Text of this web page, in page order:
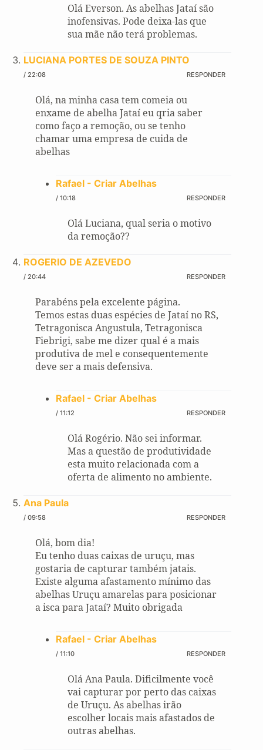
Olá Everson. As abelhas Jataí são
inofensivas. Pode deixa-las que
sua mãe não terá problemas.
LUCIANA PORTES DE SOUZA PINTO
/ 22:08 RESPONDER
Olá, na minha casa tem comeia ou
enxame de abelha Jataí eu qria saber
como faço a remoção, ou se tenho
chamar uma empresa de cuida de
abelhas
Rafael - Criar Abelhas
/ 10:18 RESPONDER
Olá Luciana, qual seria o motivo
da remoção??
ROGERIO DE AZEVEDO
/ 20:44 RESPONDER
Parabéns pela excelente página.
Temos estas duas espécies de Jataí no RS,
Tetragonisca Angustula, Tetragonisca
Fiebrigi, sabe me dizer qual é a mais
produtiva de mel e consequentemente
deve ser a mais defensiva.
Rafael - Criar Abelhas
/ 11:12 RESPONDER
Olá Rogério. Não sei informar.
Mas a questão de produtividade
esta muito relacionada com a
oferta de alimento no ambiente.
Ana Paula
/ 09:58 RESPONDER
Olá, bom dia!
Eu tenho duas caixas de uruçu, mas
gostaria de capturar também jatais.
Existe alguma afastamento mínimo das
abelhas Uruçu amarelas para posicionar
a isca para Jataí? Muito obrigada
Rafael - Criar Abelhas
/ 11:10 RESPONDER
Olá Ana Paula. Dificilmente você
vai capturar por perto das caixas
de Uruçu. As abelhas irão
escolher locais mais afastados de
outras abelhas.